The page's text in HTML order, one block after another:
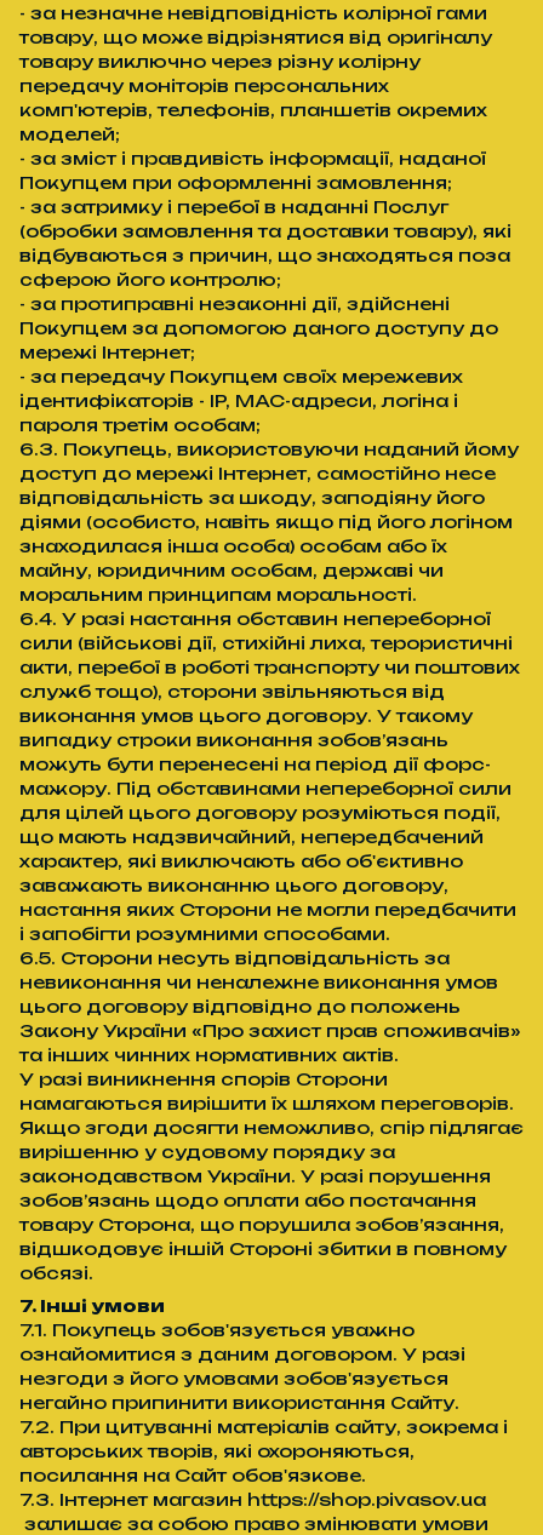
- за незначне невідповідність колірної гами
товару, що може відрізнятися від оригіналу
товару виключно через різну колірну
передачу моніторів персональних
комп'ютерів, телефонів, планшетів окремих
моделей;
- за зміст і правдивість інформації, наданої
Покупцем при оформленні замовлення;
- за затримку і перебої в наданні Послуг
(обробки замовлення та доставки товару), які
відбуваються з причин, що знаходяться поза
сферою його контролю;
- за протиправні незаконні дії, здійснені
Покупцем за допомогою даного доступу до
мережі Інтернет;
- за передачу Покупцем своїх мережевих
ідентифікаторів - IP, MAC-адреси, логіна і
пароля третім особам;
6.3. Покупець, використовуючи наданий йому
доступ до мережі Інтернет, самостійно несе
відповідальність за шкоду, заподіяну його
діями (особисто, навіть якщо під його логіном
знаходилася інша особа) особам або їх
майну, юридичним особам, державі чи
моральним принципам моральності.
6.4. У разі настання обставин непереборної
сили (військові дії, стихійні лиха, терористичні
акти, перебої в роботі транспорту чи поштових
служб тощо), сторони звільняються від
виконання умов цього договору. У такому
випадку строки виконання зобов’язань
можуть бути перенесені на період дії форс-
мажору. Під обставинами непереборної сили
для цілей цього договору розуміються події,
що мають надзвичайний, непередбачений
характер, які виключають або об'єктивно
заважають виконанню цього договору,
настання яких Сторони не могли передбачити
і запобігти розумними способами.
6.5. Сторони несуть відповідальність за
невиконання чи неналежне виконання умов
цього договору відповідно до положень
Закону України «Про захист прав споживачів»
та інших чинних нормативних актів.
У разі виникнення спорів Сторони
намагаються вирішити їх шляхом переговорів.
Якщо згоди досягти неможливо, спір підлягає
вирішенню у судовому порядку за
законодавством України. У разі порушення
зобов’язань щодо оплати або постачання
товару Сторона, що порушила зобов’язання,
відшкодовує іншій Стороні збитки в повному
обсязі.
7. Інші умови
7.1. Покупець зобов'язується уважно
ознайомитися з даним договором. У разі
незгоди з його умовами зобов'язується
негайно припинити використання Сайту.
7.2. При цитуванні матеріалів сайту, зокрема і
авторських творів, які охороняються,
посилання на Сайт обов'язкове.
7.3. Інтернет магазин https://shop.pivasov.ua
залишає за собою право змінювати умови